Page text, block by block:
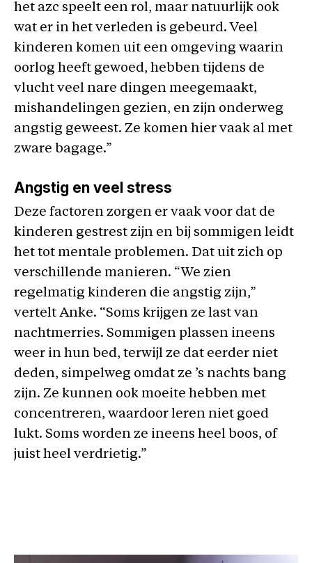
het azc speelt een rol, maar natuurlijk ook
wat er in het verleden is gebeurd. Veel
kinderen komen uit een omgeving waarin
oorlog heeft gewoed, hebben tijdens de
vlucht veel nare dingen meegemaakt,
mishandelingen gezien, en zijn onderweg
angstig geweest. Ze komen hier vaak al met
zware bagage.”
Angstig en veel stress
Deze factoren zorgen er vaak voor dat de
kinderen gestrest zijn en bij sommigen leidt
het tot mentale problemen. Dat uit zich op
verschillende manieren. “We zien
regelmatig kinderen die angstig zijn,”
vertelt Anke. “Soms krijgen ze last van
nachtmerries. Sommigen plassen ineens
weer in hun bed, terwijl ze dat eerder niet
deden, simpelweg omdat ze ’s nachts bang
zijn. Ze kunnen ook moeite hebben met
concentreren, waardoor leren niet goed
lukt. Soms worden ze ineens heel boos, of
juist heel verdrietig.”